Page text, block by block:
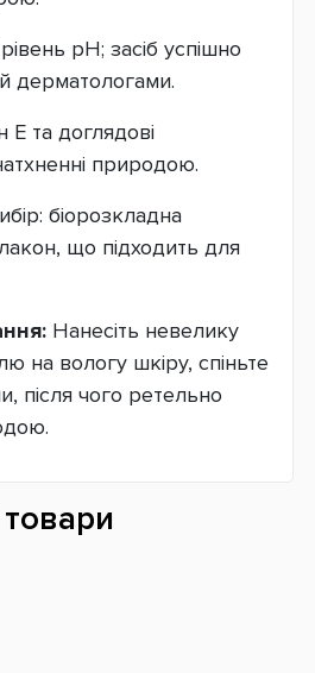
pH; засіб успішно
дерматологами.
Е та доглядові
природою.
біорозкладна
що підходить для
Нанесіть невелику
на вологу шкіру, спіньте
після чого ретельно